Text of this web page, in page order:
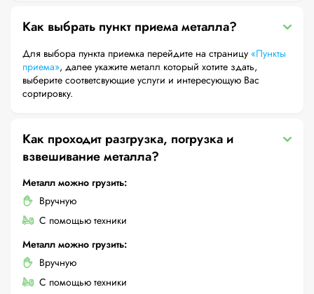
Как выбрать пункт приема металла?
Для выбора пункта приемка перейдите на страницу «Пункты
приема», далее укажите металл который хотите здать,
выберите соответсвующие услуги и интересующую Вас
сортировку.
Как проходит разгрузка, погрузка и
взвешивание металла?
Металл можно грузить:
Вручную
С помощью техники
Металл можно грузить:
Вручную
С помощью техники